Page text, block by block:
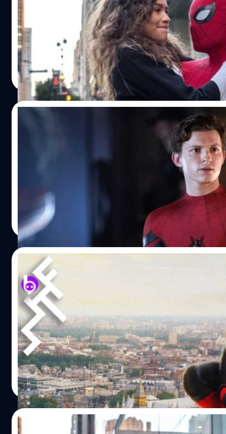
Spider-Man: Far From Home ถือเป็นหนังที่ได้รับกระแสต
Marvel) ที่ทำเงินสูงสุดตลอดการของค่าย ล้มแชมป์เก่าอย่าง
พร้อมเพิ่มฉากที่ถูกตัดออกไปรวมเวลาประมาณ 4 นาที เข้าฉ
นี้จะขยายความในช่วงก่อนที่ปีเตอร์จะเดินทางไปเที่ยวยุโรป
ยุโรปได้ เอาแอ็กชันฟิเกอร์สตาร์วอร์สไปขายเพื่อรวบรวมเงิ
เปอร์ฮีโรทิ้งท้ายก่อนไป ด้วยการจัดการแก๊งอาชญากรในร้าน
โรงอีกครั้งพร้อมกับเนื้อหาเพิ่มเติม นับจาก Avengers:
อยากดันตัวเลขให้เกิน 400…
Natnaree TK | 2545 days ago
Read More
26/07/2019
Spider Man: Far From Home ทำรายได้เกิ
ช่วงนี้เรียกว่าเป็นขาขึ้นของ Marvel กันเลยทีเดียวค่ะ หลังจา
รายได้เกิน 1 พันล้านเหรียญเป็นที่เรียบร้อยไปแล้วค่ะ Tom
Home Coming ในปี 2017 รวมถึงปรากฏตัวในหนังรวมอย่า
เดี่ยวเรื่องที่สองของ Tom Holland Spider Man: Home
Natnaree TK
Read More
15/07/2019
10 อันดับ Box Office (12-14 ก.ค.) : Spider-
ล้านเหรียญแล้ว
Spider-Man: Far From Home ยังคงครองแชมป์เป็นสัปดาห์
ทุนสร้าง 160 ล้านเหรียญ Toy Story 4 ก็ยังคงทำรายประสบ
ทั่วโลกทำไปแล้วถึง 771.1 ล้านเหรียญ จากทุนสร้าง 200 ล้
เข้าถล่มเมือง และมีจระเข้หลุดเข้ามาด้วย ทำรายได้เปิดตัวสั
เหรียญ Crawl เป็นผลงานการอำนวยการสร้างของ Sam
ปรีดี ฤกษ์วลีกุล| 2581 days ago
Read More
14/07/2019